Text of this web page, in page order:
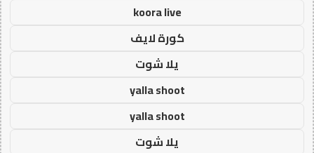
koora live
كورة لايف
يلا شوت
yalla shoot
yalla shoot
يلا شوت